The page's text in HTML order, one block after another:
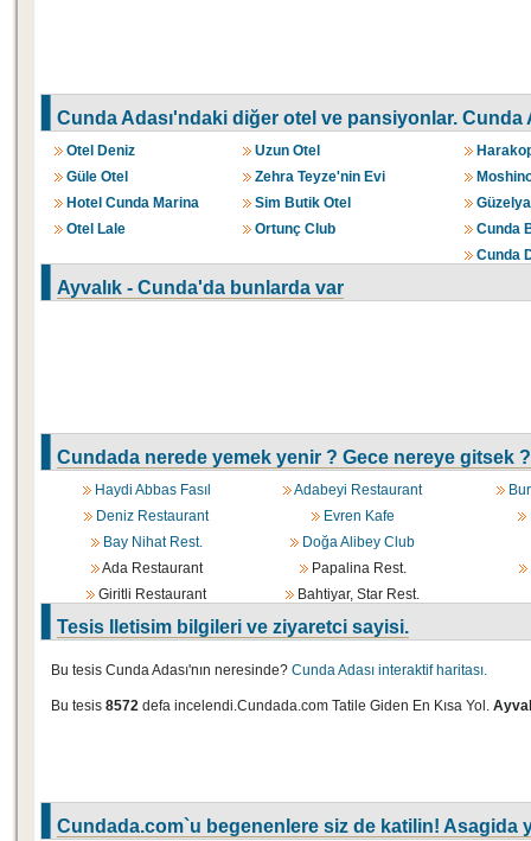
Cunda Adası'ndaki diğer otel ve pansiyonlar. Cunda
Otel Deniz Uzun Otel
Güle Otel
Zehra Teyze'nin Evi
Hotel Cunda Marina
Sim Butik Otel
Otel Lale
Ortunç Club
Cunda
Cunda
Ayvalık - Cunda'da bunlarda var
Cundada nerede yemek yenir ? Gece nereye gitsek
Haydi Abbas Fasıl Adabeyi Restaurant
Deniz Restaurant
Evren Kafe
Bay Nihat Rest.
Doğa Alibey Club
Ada Restaurant
Papalina Rest.
Giritli Restaurant
Bahtiyar, Star Rest.
Tesis Iletisim bilgileri ve ziyaretci sayisi.
Bu tesis Cunda Adası'nın neresinde? Cunda Adası interaktif haritası.
Bu tesis 8572 defa incelendi.Cundada.com Tatile Giden En Kısa Yol.
Cundada.com`u begenenlere siz de katilin!